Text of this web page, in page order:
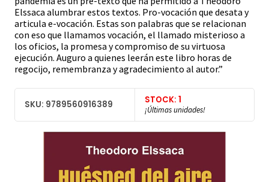
Elssaca alumbrar estos textos. Pro-vocación que desata y
articula e-vocación. Estas son palabras que se relacionan
con eso que llamamos vocación, el llamado misterioso a
los oficios, la promesa y compromiso de su virtuosa
ejecución. Auguro a quienes leerán este libro horas de
regocijo, remembranza y agradecimiento al autor.”
SKU: 9789560916389 STOCK: 1
¡Últimas unidades!